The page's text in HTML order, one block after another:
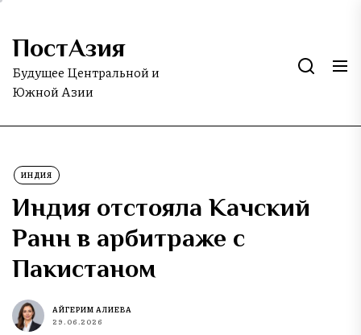
Skip
the
content
ПостАзия
Будущее Центральной и
Южной Азии
ИНДИЯ
Индия отстояла Качский
Ранн в арбитраже с
Пакистаном
АЙГЕРИМ АЛИЕВА
29.06.2026